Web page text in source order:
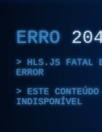
ERRO
HLS.JS FATAL
ERROR
ESTE
INDISPONÍVEL